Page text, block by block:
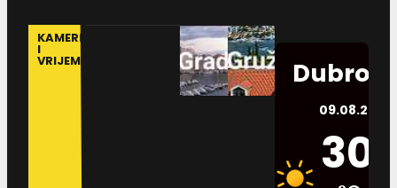
KAMERE
I
VRIJEME
09.08.2026.
30